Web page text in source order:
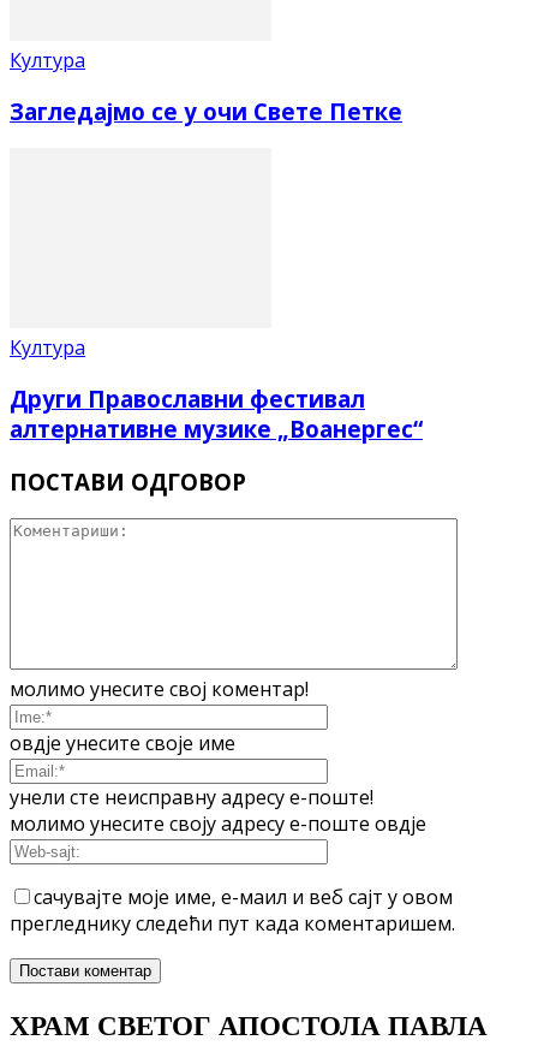
Култура
Загледајмо се у очи Свете Петке
Култура
Други Православни фестивал
алтернативне музике „Воанергес“
ПОСТАВИ ОДГОВОР
молимо унесите свој коментар!
овдје унесите своје име
унели сте неисправну адресу е-поште!
молимо унесите своју адресу е-поште овдје
сачувајте моје име, е-маил и веб сајт у овом
прегледнику следећи пут када коментаришем.
ХРАМ СВЕТОГ АПОСТОЛА ПАВЛА